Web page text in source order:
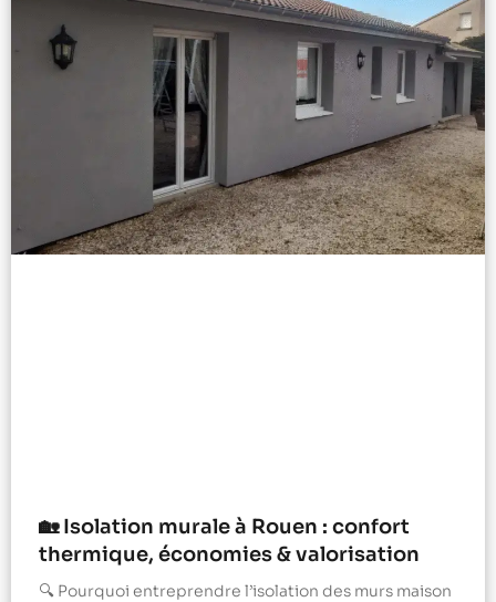
🏡 Isolation murale à Rouen : confort
thermique, économies & valorisation
🔍 Pourquoi entreprendre l’isolation des murs maison